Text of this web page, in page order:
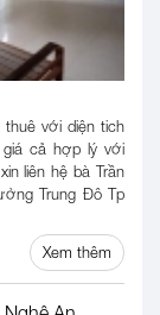
thuê với diện tich
giá cả hợp lý với
liên hệ bà Trần
Trung Đô Tp
Xem thêm